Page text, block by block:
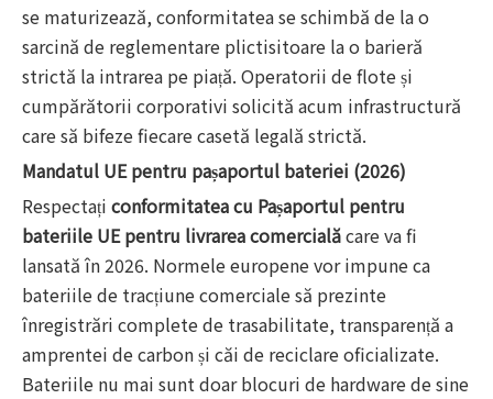
se maturizează, conformitatea se schimbă de la o
sarcină de reglementare plictisitoare la o barieră
strictă la intrarea pe piață. Operatorii de flote și
cumpărătorii corporativi solicită acum infrastructură
care să bifeze fiecare casetă legală strictă.
Mandatul UE pentru pașaportul bateriei (2026)
Respectați conformitatea cu Pașaportul pentru
bateriile UE pentru livrarea comercialăcare va fi
lansată în 2026. Normele europene vor impune ca
bateriile de tracțiune comerciale să prezinte
înregistrări complete de trasabilitate, transparență a
amprentei de carbon și căi de reciclare oficializate.
Bateriile nu mai sunt doar blocuri de hardware de sine